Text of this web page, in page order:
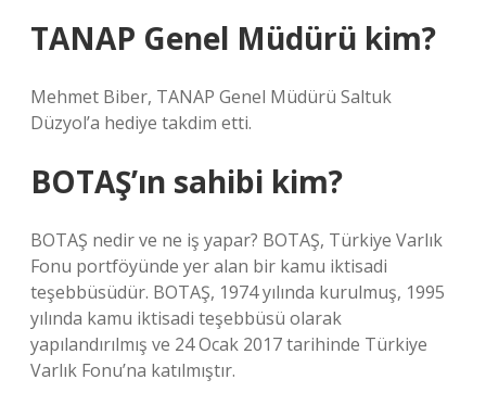
TANAP Genel Müdürü kim?
Mehmet Biber, TANAP Genel Müdürü Saltuk
Düzyol’a hediye takdim etti.
BOTAŞ’ın sahibi kim?
BOTAŞ nedir ve ne iş yapar? BOTAŞ, Türkiye Varlık
Fonu portföyünde yer alan bir kamu iktisadi
teşebbüsüdür. BOTAŞ, 1974 yılında kurulmuş, 1995
yılında kamu iktisadi teşebbüsü olarak
yapılandırılmış ve 24 Ocak 2017 tarihinde Türkiye
Varlık Fonu’na katılmıştır.